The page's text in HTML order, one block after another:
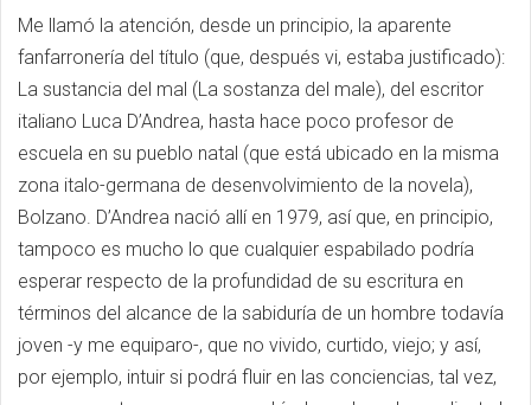
Me llamó la atención, desde un principio, la aparente
fanfarronería del título (que, después vi, estaba justificado):
La sustancia del mal (La sostanza del male), del escritor
italiano Luca D’Andrea, hasta hace poco profesor de
escuela en su pueblo natal (que está ubicado en la misma
zona italo-germana de desenvolvimiento de la novela),
Bolzano. D’Andrea nació allí en 1979, así que, en principio,
tampoco es mucho lo que cualquier espabilado podría
esperar respecto de la profundidad de su escritura en
términos del alcance de la sabiduría de un hombre todavía
joven -y me equiparo-, que no vivido, curtido, viejo; y así,
por ejemplo, intuir si podrá fluir en las conciencias, tal vez,